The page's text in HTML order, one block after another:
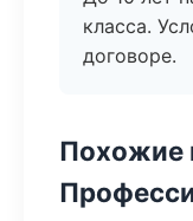
класса.
договоре.
Похожие